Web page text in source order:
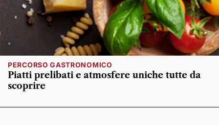
PERCORSO GASTRONOMICO
Piatti prelibati e atmosfere uniche tutte da
scoprire